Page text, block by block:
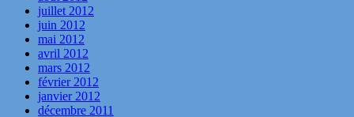
juillet 2012
juin 2012
mai 2012
avril 2012
mars 2012
février 2012
janvier 2012
décembre 2011